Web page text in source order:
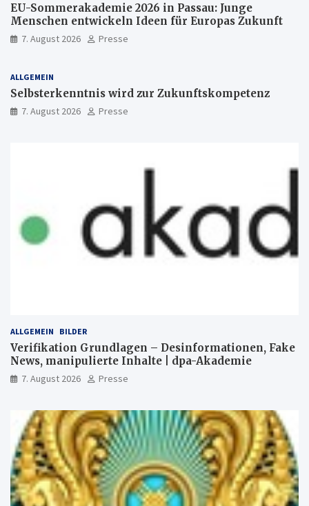
EU-Sommerakademie 2026 in Passau: Junge
Menschen entwickeln Ideen für Europas Zukunft
7. August 2026 Presse
ALLGEMEIN
Selbsterkenntnis wird zur Zukunftskompetenz
7. August 2026 Presse
ALLGEMEIN BILDER
Verifikation Grundlagen – Desinformationen, Fake
News, manipulierte Inhalte | dpa-Akademie
7. August 2026 Presse